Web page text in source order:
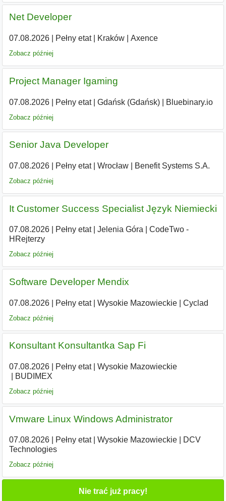
Net Developer
07.08.2026| Pełny etat| Kraków| Axence
Zobacz później
Project Manager Igaming
07.08.2026| Pełny etat| Gdańsk (Gdańsk)| Bluebinary.io
Zobacz później
Senior Java Developer
07.08.2026| Pełny etat| Wrocław| Benefit Systems S.A.
Zobacz później
It Customer Success Specialist Język Niemiecki
07.08.2026| Pełny etat| Jelenia Góra
CodeTwo -
HRejterzy
Zobacz później
Software Developer Mendix
07.08.2026| Pełny etat| Wysokie Mazowieckie| Cyclad
Zobacz później
Konsultant Konsultantka Sap Fi
07.08.2026| Pełny etat| Wysokie Mazowieckie|
BUDIMEX
Zobacz później
Vmware Linux Windows Administrator
07.08.2026| Pełny etat| Wysokie Mazowieckie|
DCV
Technologies
Zobacz później
Nie trać już pracy!